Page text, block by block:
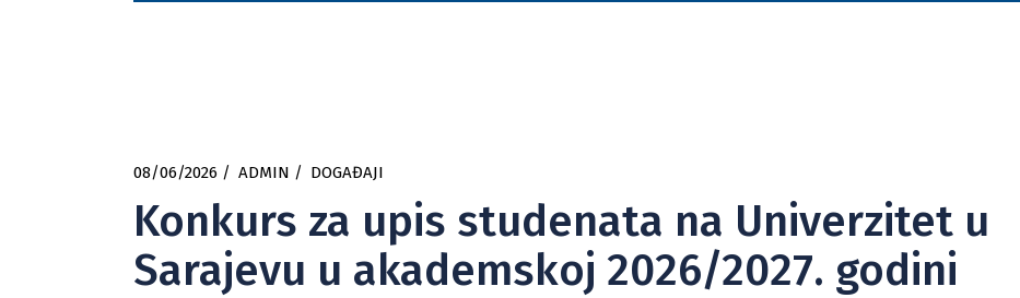
08/06/2026 ADMIN DOGAĐAJI
Konkurs za upis studenata na Univerzitet u
Sarajevu u akademskoj 2026/2027. godini